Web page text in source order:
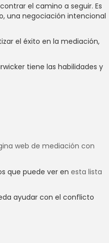
el camino a seguir. Es
una negociación intencional
el éxito en la mediación,
tiene las habilidades y
web de mediación con
que puede ver en esta lista
ayudar con el conflicto